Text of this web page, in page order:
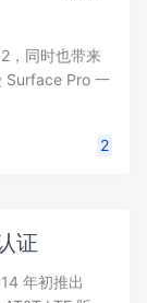
，同时也带来
Surface Pro 一
2
证
年初推出